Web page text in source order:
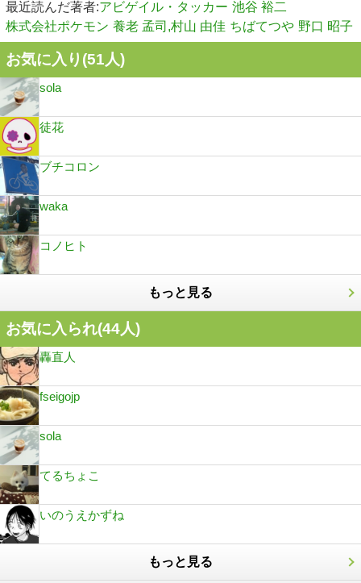
最近読んだ著者:アビゲイル・タッカー 池谷 裕二
株式会社ポケモン 養老 孟司,村山 由佳 ちばてつや 野口 昭子
お気に入り(51人)
sola
徒花
ブチコロン
waka
コノヒト
もっと見る
お気に入られ(44人)
轟直人
fseigojp
sola
てるちょこ
いのうえかずね
もっと見る